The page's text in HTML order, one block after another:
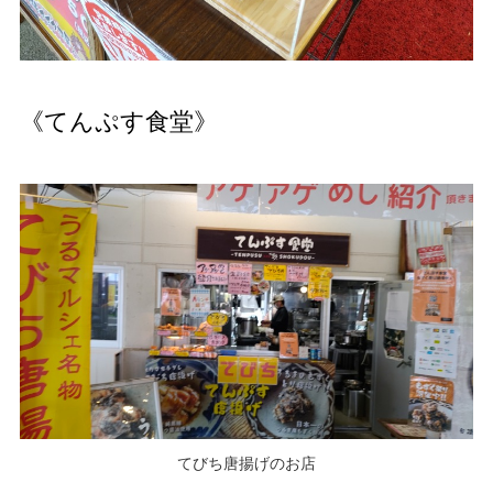
《てんぷす食堂》
てびち唐揚げのお店